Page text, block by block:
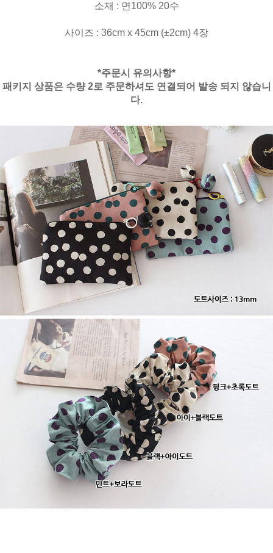
소재 : 면100% 20수
사이즈 : 36cm x 45cm (±2cm) 4장
*주문시 유의사항*
패키지 상품은 수량 2로 주문하셔도 연결되어 발송 되지 않습니
다.